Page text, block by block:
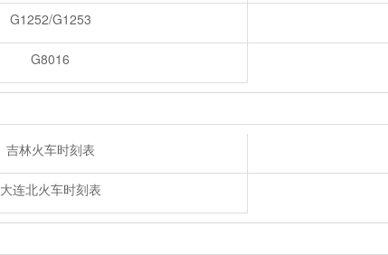
G1252/G1253
G8016
吉林火车时刻表
大连北火车时刻表